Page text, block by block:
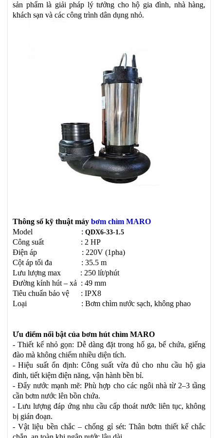
sản phẩm là giải pháp lý tưởng cho hộ gia đình, nhà hàng,
khách sạn và các công trình dân dụng nhỏ.
Thông số kỹ thuật máy bơm chìm MARO
Model
: QDX6-33-1.5
Công suất : 2 HP
Điện áp : 220V (1pha)
Cột áp tối đa : 35.5 m
Lưu lượng max : 250 lít/phút
Đường kính hút – xả : 49 mm
Tiêu chuẩn bảo vệ : IPX8
Loại : Bơm chìm nước sạch, không phao
Ưu điểm nổi bật của bơm hút chìm MARO
- Thiết kế nhỏ gọn: Dễ dàng đặt trong hố ga, bể chứa, giếng
đào mà không chiếm nhiều diện tích.
- Hiệu suất ổn định: Công suất vừa đủ cho nhu cầu hộ gia
đình, tiết kiệm điện năng, vận hành bền bỉ.
- Đẩy nước mạnh mẽ: Phù hợp cho các ngôi nhà từ 2–3 tầng
cần bơm nước lên bồn chứa.
- Lưu lượng đáp ứng nhu cầu cấp thoát nước liên tục, không
bị gián đoạn.
- Vật liệu bền chắc – chống gỉ sét: Thân bơm thiết kế chắc